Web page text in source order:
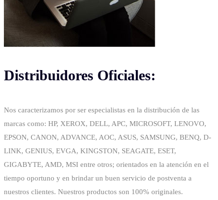
Distribuidores Oficiales:
Nos caracterizamos por ser especialistas en la distribución de las
marcas como: HP, XEROX, DELL, APC, MICROSOFT, LENOVO,
EPSON, CANON, ADVANCE, AOC, ASUS, SAMSUNG, BENQ, D-
LINK, GENIUS, EVGA, KINGSTON, SEAGATE, ESET,
GIGABYTE, AMD, MSI entre otros; orientados en la atención en el
tiempo oportuno y en brindar un buen servicio de postventa a
nuestros clientes. Nuestros productos son 100% originales.